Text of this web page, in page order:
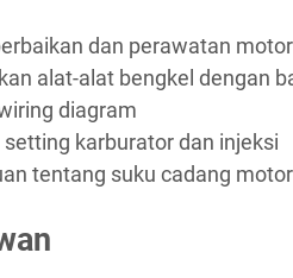
dan perawatan
alat-alat bengkel dengan
diagram
karburator dan injeksi
tentang suku cadang